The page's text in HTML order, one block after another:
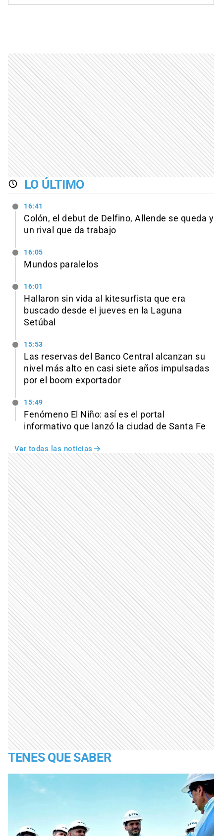
LO ÚLTIMO
16:41
Colón, el debut de Delfino, Allende se queda y
un rival que da trabajo
16:05
Mundos paralelos
16:01
Hallaron sin vida al kitesurfista que era
buscado desde el jueves en la Laguna
Setúbal
15:53
Las reservas del Banco Central alcanzan su
nivel más alto en casi siete años impulsadas
por el boom exportador
15:49
Fenómeno El Niño: así es el portal
informativo que lanzó la ciudad de Santa Fe
Ver todas las noticias
TENES QUE SABER